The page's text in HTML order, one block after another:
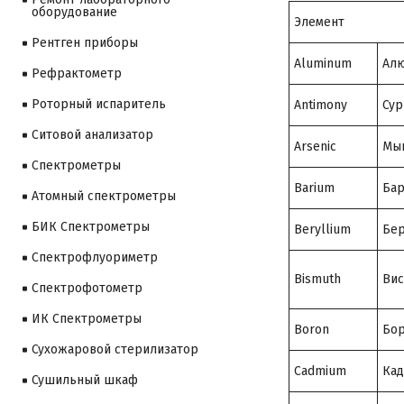
Элемент
Aluminum
Antimony
Arsenic
Barium
Beryllium
Bismuth
Boron
Cadmium
оборудование
Рентген приборы
Рефрактометр
Роторный испаритель
Ситовой анализатор
Cпектрометры
Атомный спектрометры
БИК Спектрометры
Спектрофлуориметр
Спектрофотометр
ИК Спектрометры
Сухожаровой стерилизатор
Сушильный шкаф